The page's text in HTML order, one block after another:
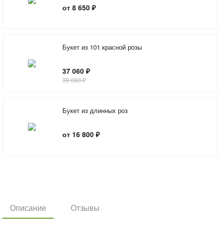
от 8 650 ₽
Букет из 101 красной розы
37 060 ₽
39 080 ₽
Букет из длинных роз
от 16 800 ₽
Описание Отзывы